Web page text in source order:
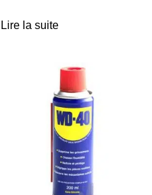
Lire la suite